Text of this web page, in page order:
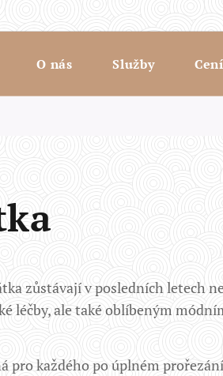
O nás Služby
zůstávají v posledních letech
léčby, ale také oblíbeným
pro každého po úplném